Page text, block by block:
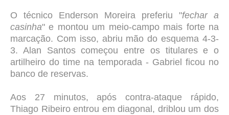
O técnico Enderson Moreira preferiu "fechar a
casinha" e montou um meio-campo mais forte na
marcação. Com isso, abriu mão do esquema 4-3-
3. Alan Santos começou entre os titulares e o
artilheiro do time na temporada - Gabriel ficou no
banco de reservas.
Aos 27 minutos, após contra-ataque rápido,
Thiago Ribeiro entrou em diagonal, driblou um dos